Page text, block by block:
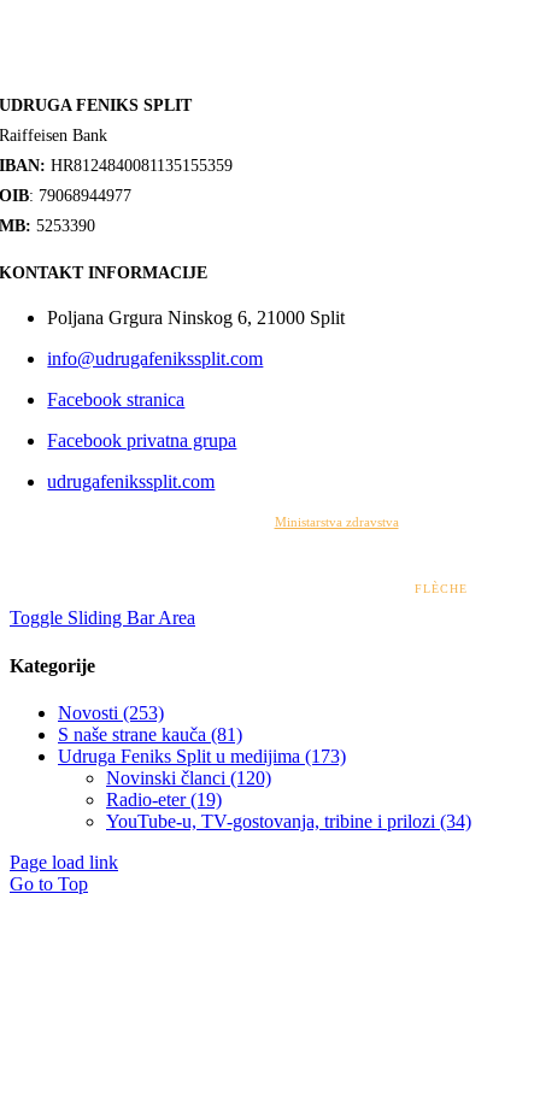
UDRUGA FENIKS SPLIT
Raiffeisen Bank
IBAN: HR8124840081135155359
OIB: 79068944977
MB: 5253390
KONTAKT INFORMACIJE
Poljana Grgura Ninskog 6, 21000 Split
info@udrugafenikssplit.com
Facebook stranica
Facebook privatna grupa
udrugafenikssplit.com
Ministarstva zdravstva
FLÈCHE
Toggle Sliding Bar Area
Kategorije
Novosti (253)
S naše strane kauča (81)
Udruga Feniks Split u medijima (173)
Novinski članci (120)
Radio-eter (19)
YouTube-u, TV-gostovanja, tribine i prilozi (34)
Page load link
Go to Top